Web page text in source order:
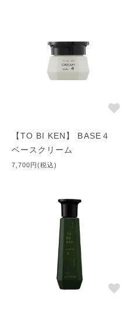
【TO BI KEN】 BASE４
ベースクリーム
7,700円(税込)